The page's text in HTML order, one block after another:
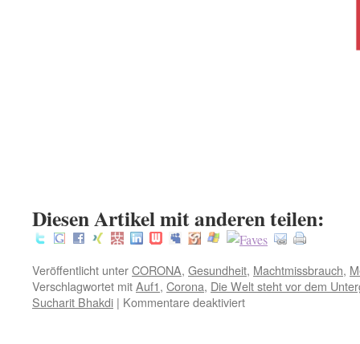
Diesen Artikel mit anderen teilen:
Veröffentlicht unterCORONA, Gesundheit, Machtmissbrauch,
Verschlagwortet mitAuf1, Corona, Die Welt steht vor dem
Sucharit Bhakdi | Kommentare deaktiviertfür